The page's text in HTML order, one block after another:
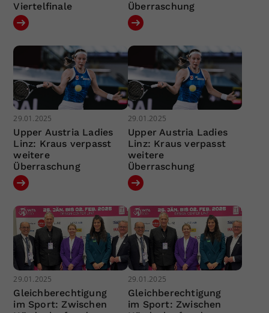
Viertelfinale
Überraschung
29.01.2025
Upper Austria Ladies
Linz: Kraus verpasst
weitere
Überraschung
29.01.2025
Upper Austria Ladies
Linz: Kraus verpasst
weitere
Überraschung
29.01.2025
Gleichberechtigung
im Sport: Zwischen
29.01.2025
Gleichberechtigung
im Sport: Zwischen